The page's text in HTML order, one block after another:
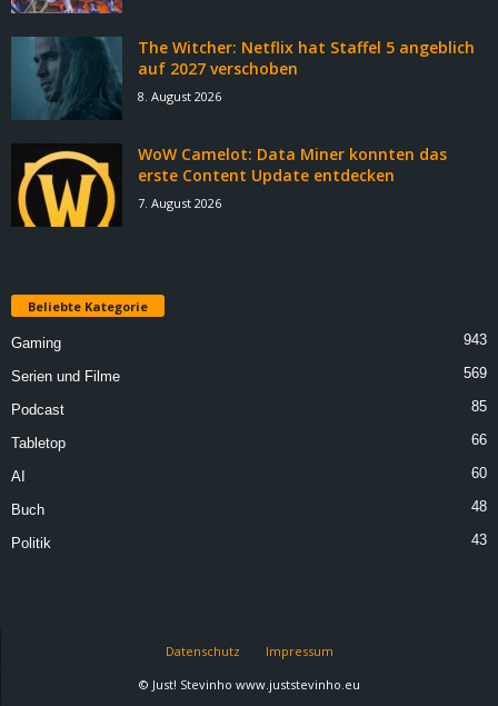
The Witcher: Netflix hat Staffel 5 angeblich
auf 2027 verschoben
8. August 2026
WoW Camelot: Data Miner konnten das
erste Content Update entdecken
7. August 2026
Beliebte Kategorie
Gaming 943
Serien und Filme 569
Podcast 85
Tabletop 66
AI 60
Buch 48
Politik 43
Datenschutz
Impressum
© Just! Stevinho www.juststevinho.eu